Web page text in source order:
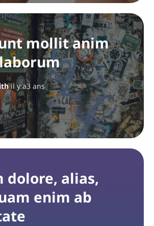
mollit anim
il y a3 ans
dolore, alias,
enim ab